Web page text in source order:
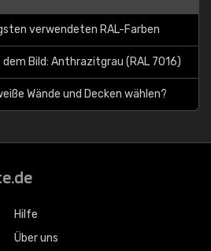
verwendeten RAL-Farben
Bild: Anthrazitgrau (RAL 7016)
Wände und Decken wählen?
Hilfe
Über uns